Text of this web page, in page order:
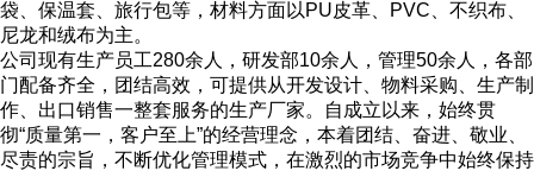
袋、保温套、旅行包等，材料方面以PU皮革、PVC、不织布、
尼龙和绒布为主。
公司现有生产员工280余人，研发部10余人，管理50余人，各部
门配备齐全，团结高效，可提供从开发设计、物料采购、生产制
作、出口销售一整套服务的生产厂家。自成立以来，始终贯
彻“质量第一，客户至上”的经营理念，本着团结、奋进、敬业、
尽责的宗旨，不断优化管理模式，在激烈的市场竞争中始终保持